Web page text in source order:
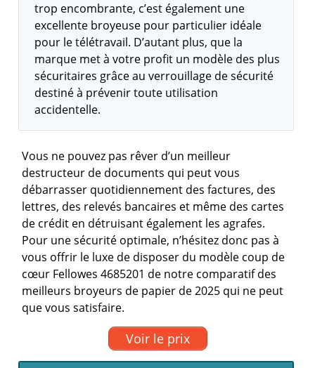
trop encombrante, c’est également une
excellente broyeuse pour particulier idéale
pour le télétravail. D’autant plus, que la
marque met à votre profit un modèle des plus
sécuritaires grâce au verrouillage de sécurité
destiné à prévenir toute utilisation
accidentelle.
Vous ne pouvez pas rêver d’un meilleur
destructeur de documents qui peut vous
débarrasser quotidiennement des factures, des
lettres, des relevés bancaires et même des cartes
de crédit en détruisant également les agrafes.
Pour une sécurité optimale, n’hésitez donc pas à
vous offrir le luxe de disposer du modèle coup de
cœur Fellowes 4685201 de notre comparatif des
meilleurs broyeurs de papier de 2025 qui ne peut
que vous satisfaire.
Voir le prix